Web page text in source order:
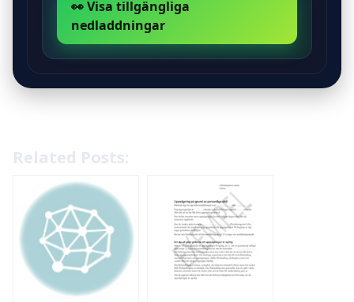
👀 Visa tillgängliga
nedladdningar
Related Posts: